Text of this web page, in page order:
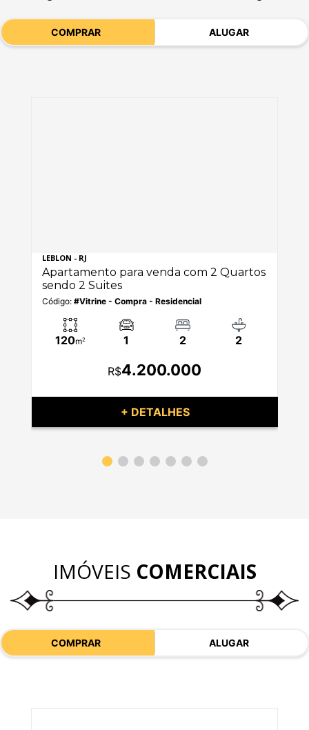
COMPRAR ALUGAR
LEBLON - RJ
Apartamento para venda com 2 Quartos
sendo 2 Suites
Código: #Vitrine - Compra - Residencial
120m2 1 2 2
R$4.200.000
+ DETALHES
IMÓVEIS COMERCIAIS
COMPRAR ALUGAR